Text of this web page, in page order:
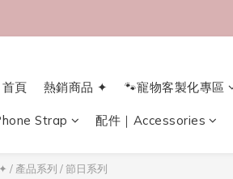
頁 熱銷商品 ✦ 🐾寵物客製化專區
Strap 配件｜Accessories
/ 產品系列 /節日系列